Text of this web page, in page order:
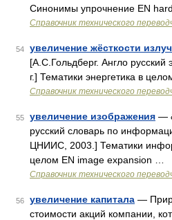
Синонимы упрочнение EN
Справочник технического
54 увеличение жёсткости
[А.С.Гольдберг. Англо русский
г.] Тематики энергетика в
Справочник технического
55 увеличение изображения —
русский словарь по
ЦНИИС, 2003.] Тематики
целом EN image expansion …
Справочник технического
56 увеличение капитала —
стоимости акций компании,